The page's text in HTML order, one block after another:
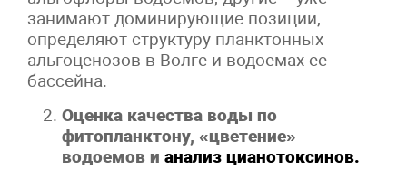
занимают доминирующие позиции,
определяют структуру планктонных
альгоценозов в Волге и водоемах ее
бассейна.
Оценка качества воды по
фитопланктону, «цветение»
водоемов ианализ цианотоксинов.